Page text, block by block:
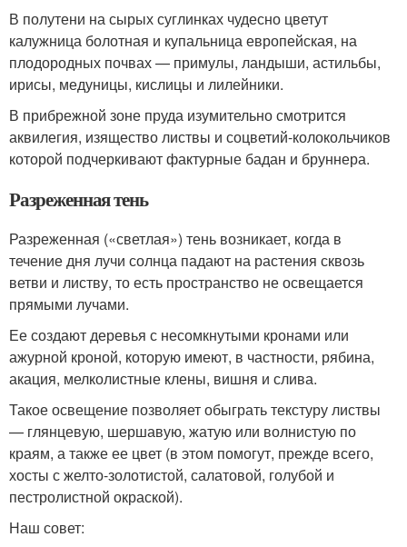
В полутени на сырых суглинках чудесно цветут
калужница болотная и купальница европейская, на
плодородных почвах — примулы, ландыши, астильбы,
ирисы, медуницы, кислицы и лилейники.
В прибрежной зоне пруда изумительно смотрится
аквилегия, изящество листвы и соцветий-колокольчиков
которой подчеркивают фактурные бадан и бруннера.
Разреженная тень
Разреженная («светлая») тень возникает, когда в
течение дня лучи солнца падают на растения сквозь
ветви и листву, то есть пространство не освещается
прямыми лучами.
Ее создают деревья с несомкнутыми кронами или
ажурной кроной, которую имеют, в частности, рябина,
акация, мелколистные клены, вишня и слива.
Такое освещение позволяет обыграть текстуру листвы
— глянцевую, шершавую, жатую или волнистую по
краям, а также ее цвет (в этом помогут, прежде всего,
хосты с желто-золотистой, салатовой, голубой и
пестролистной окраской).
Наш совет: